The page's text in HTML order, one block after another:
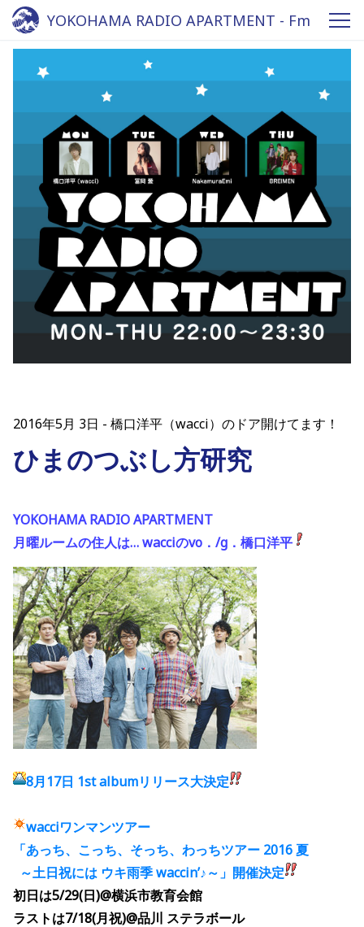
YOKOHAMA RADIO APARTMENT - Fm
yokohama 84.7
2016年5月 3日 橋口洋平（wacci）のドア開けてます！
ひまのつぶし方研究
YOKOHAMA RADIO APARTMENT
月曜ルームの住人は… wacciのvo．/g．橋口洋平
8月17日 1st albumリリース大決定
wacciワンマンツアー
「あっち、こっち、そっち、わっちツアー 2016 夏
～土日祝には ウキ雨季 waccin’♪～」開催決定
初日は5/29(日)@横浜市教育会館
ラストは7/18(月祝)@品川 ステラボール